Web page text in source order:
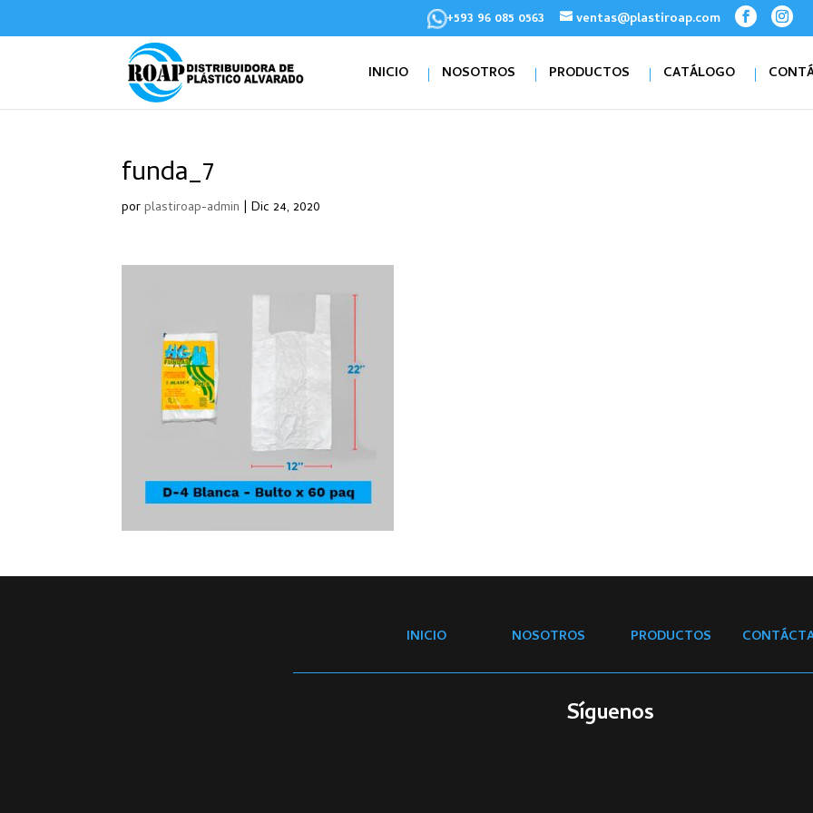
+593 96 085 0563 ventas@plastiroap.com
INICIO NOSOTROS PRODUCTOS CATÁLOGO
funda_7
porplastiroap-admin |Dic 24, 2020
INICIO NOSOTROS PRODUCTOS
Síguenos